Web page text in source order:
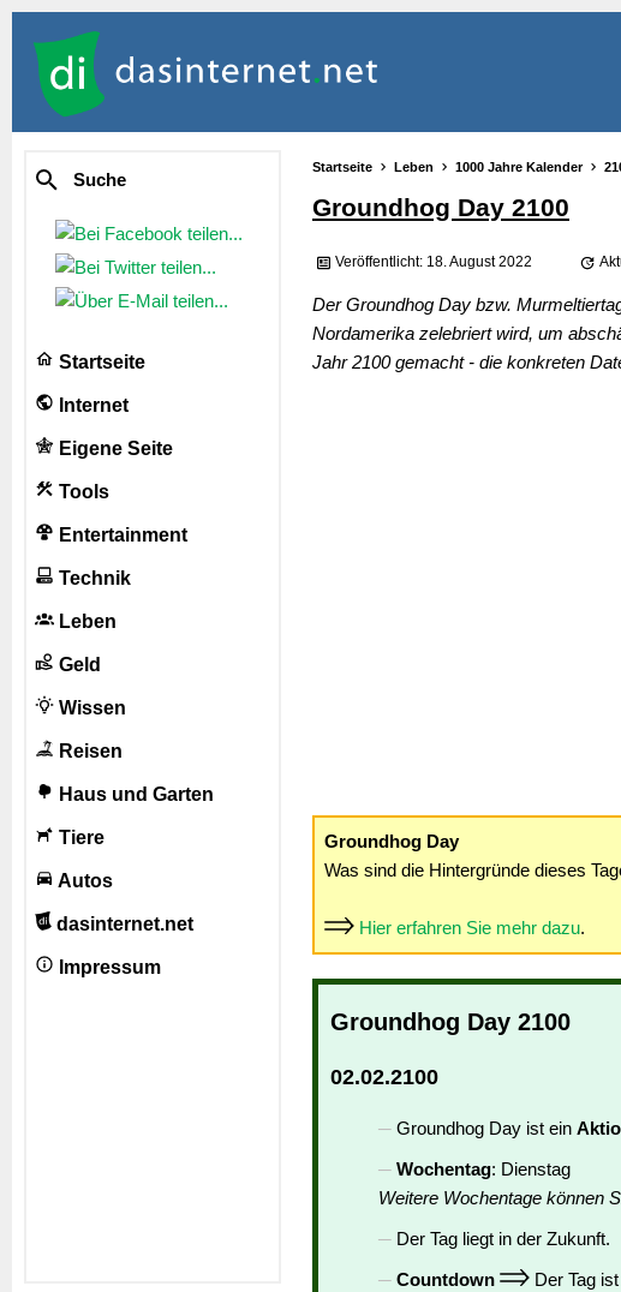
Suche
Startseite
Internet
Eigene Seite
Tools
Entertainment
Technik
Leben
Geld
Wissen
Reisen
Haus und Garten
Tiere
Autos
dasinternet.net
Impressum
Startseite Leben 1000 Jahre Kalender
Groundhog Day 2100
Veröffentlicht: 18. August 2022
Der Groundhog Day bzw.
Nordamerika zelebriert wird, um
Jahr 2100 gemacht - die konkreten
Groundhog Day
Was sind die Hintergründe dieses
Hier erfahren Sie mehr dazu.
Groundhog Day 2100
02.02.2100
Groundhog Day ist ein
Wochentag: Dienstag
Weitere Wochentage können
Der Tag liegt in der Zukunft.
Countdown
Der Tag